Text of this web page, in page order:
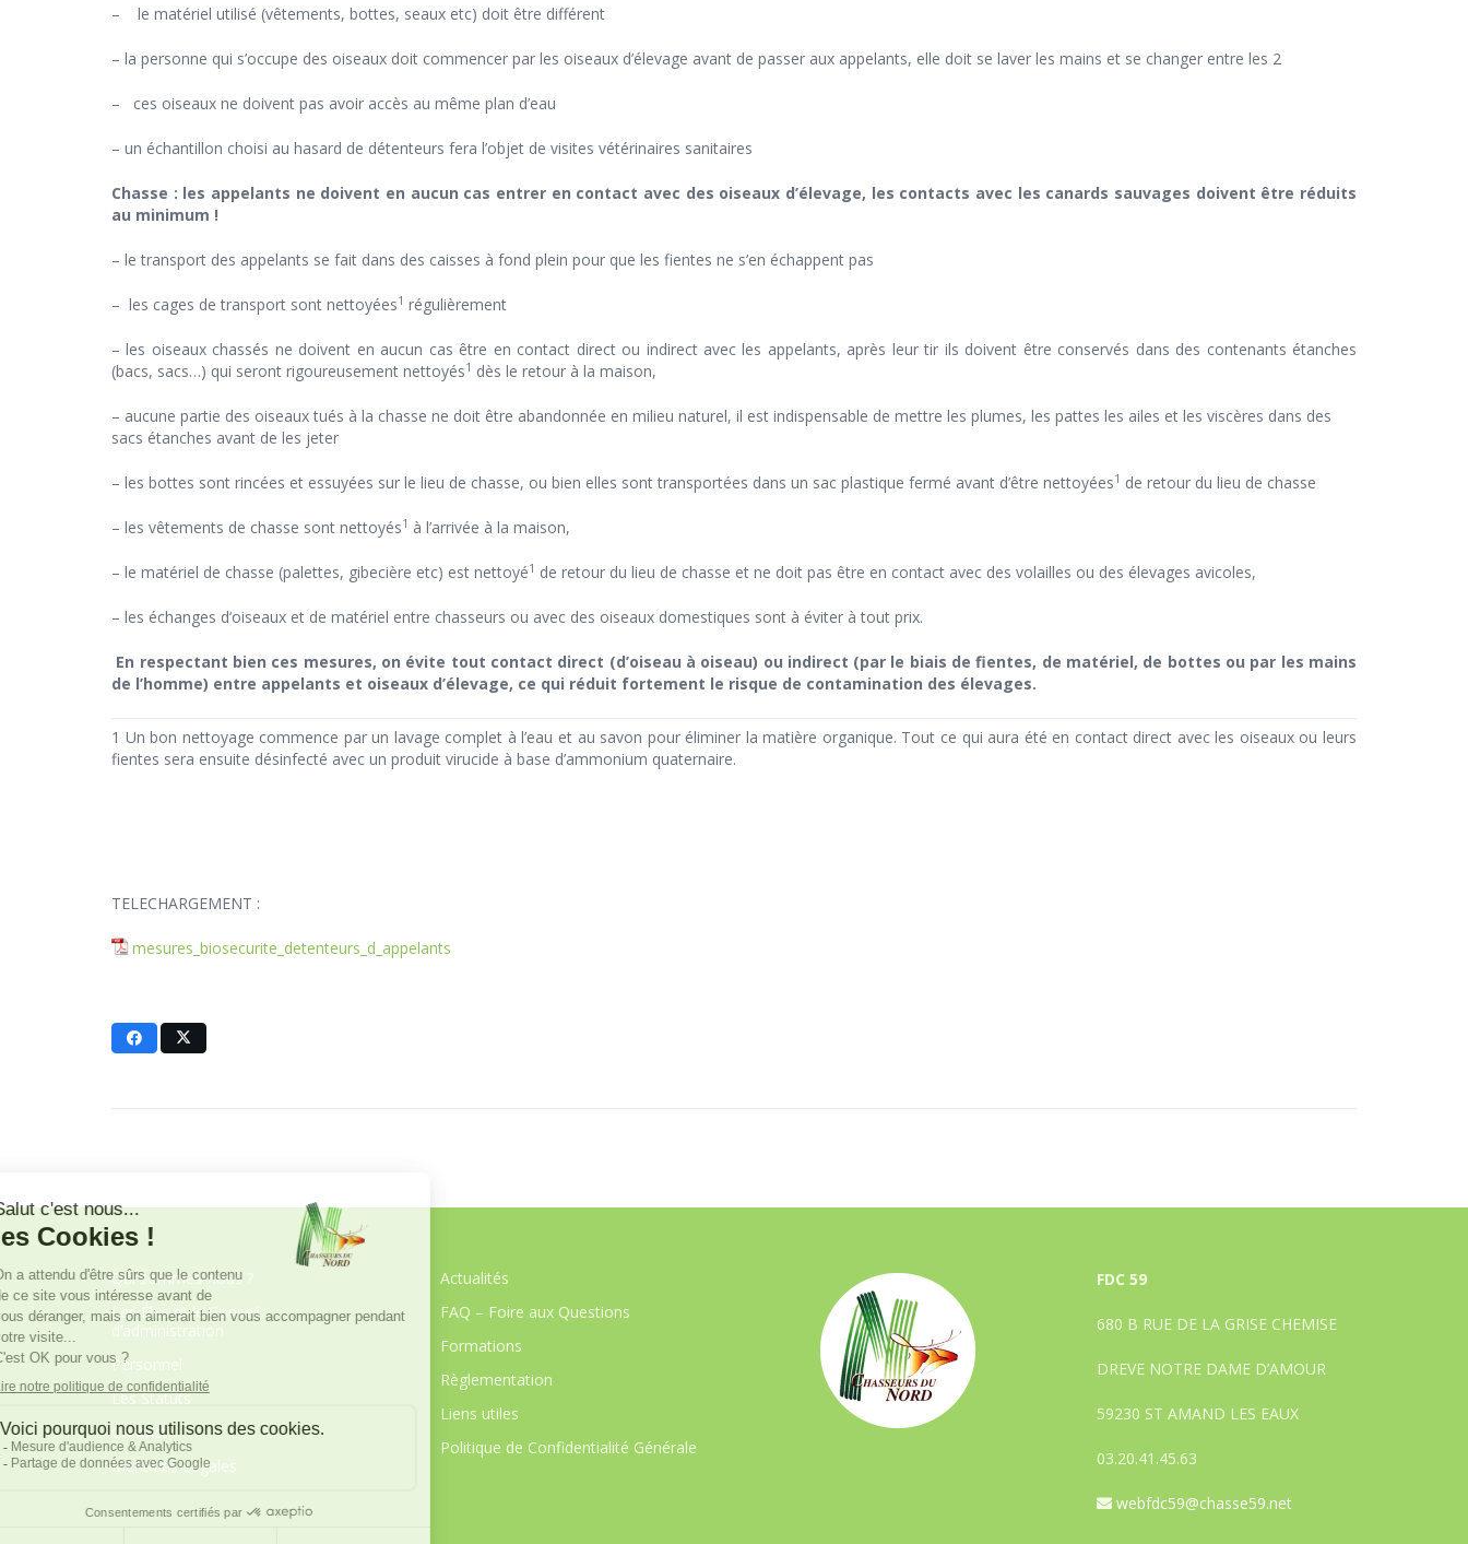
– le matériel utilisé (vêtements, bottes, seaux etc) doit être différent
– la personne qui s’occupe des oiseaux doit commencer par les oiseaux d’élevage avant de passer aux appelants, elle doit se laver les mains et se changer entre les 2
– ces oiseaux ne doivent pas avoir accès au même plan d’eau
– un échantillon choisi au hasard de détenteurs fera l’objet de visites vétérinaires sanitaires
Chasse : les appelants ne doivent en aucun cas entrer en contact avec des oiseaux d’élevage, les contacts avec les canards sauvages doivent être réduits
au minimum !
– le transport des appelants se fait dans des caisses à fond plein pour que les fientes ne s’en échappent pas
– les cages de transport sont nettoyées1 régulièrement
– les oiseaux chassés ne doivent en aucun cas être en contact direct ou indirect avec les appelants, après leur tir ils doivent être conservés dans des contenants étanches
(bacs, sacs…) qui seront rigoureusement nettoyés1 dès le retour à la maison,
– aucune partie des oiseaux tués à la chasse ne doit être abandonnée en milieu naturel, il est indispensable de mettre les plumes, les pattes les ailes et les viscères dans des
sacs étanches avant de les jeter
– les bottes sont rincées et essuyées sur le lieu de chasse, ou bien elles sont transportées dans un sac plastique fermé avant d’être nettoyées1 de retour du lieu de chasse
– les vêtements de chasse sont nettoyés1 à l’arrivée à la maison,
– le matériel de chasse (palettes, gibecière etc) est nettoyé1 de retour du lieu de chasse et ne doit pas être en contact avec des volailles ou des élevages avicoles,
– les échanges d’oiseaux et de matériel entre chasseurs ou avec des oiseaux domestiques sont à éviter à tout prix.
En respectant bien ces mesures, on évite tout contact direct (d’oiseau à oiseau) ou indirect (par le biais de fientes, de matériel, de bottes ou par les mains
de l’homme) entre appelants et oiseaux d’élevage, ce qui réduit fortement le risque de contamination des élevages.
1 Un bon nettoyage commence par un lavage complet à l’eau et au savon pour éliminer la matière organique. Tout ce qui aura été en contact direct avec les oiseaux ou leurs
fientes sera ensuite désinfecté avec un produit virucide à base d’ammonium quaternaire.
TELECHARGEMENT :
mesures_biosecurite_detenteurs_d_appelants
Qui sommes-nous ?
Les Élus et le Conseil
d’administration
Personnel
Les Statuts
Contact
Mentions Légales
Actualités
FAQ – Foire aux Questions
Formations
Règlementation
Liens utiles
Politique de Confidentialité Générale
FDC 59
680 B RUE DE LA GRISE CHEMISE
DREVE NOTRE DAME D’AMOUR
59230 ST AMAND LES EAUX
03.20.41.45.63
webfdc59@chasse59.net